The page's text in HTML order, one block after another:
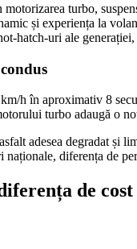
turbo,
și experiența la
hatch-uri ale
h în aproximativ 8
turbo adaugă o
adesea degradat și
naționale, diferența de
de cost